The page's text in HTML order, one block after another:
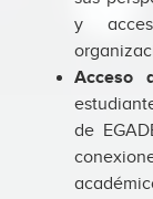
y
Acceso
de